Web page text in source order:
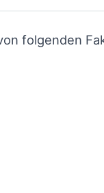
folgenden